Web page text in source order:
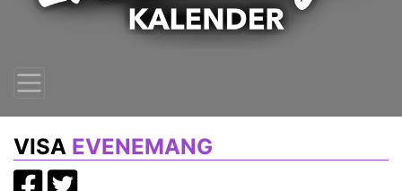
VISA EVENEMANG